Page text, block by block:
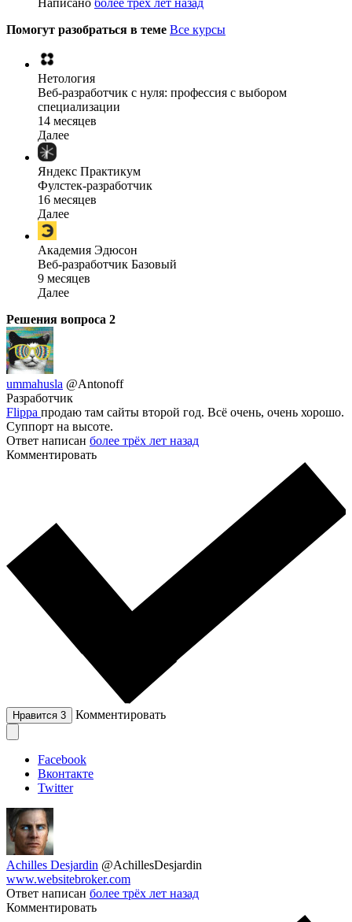
Написано более трёх лет назад
Помогут разобраться в теме Все курсы
Нетология
Веб-разработчик с нуля: профессия с выбором
специализации
14 месяцев
Далее
Яндекс Практикум
Фулстек-разработчик
16 месяцев
Далее
Академия Эдюсон
Веб-разработчик Базовый
9 месяцев
Далее
Решения вопроса 2
ummahusla @Antonoff
Разработчик
Flippa продаю там сайты второй год. Всё очень, очень хорошо.
Суппорт на высоте.
Ответ написан более трёх лет назад
Комментировать
Нравится 3 Комментировать
Facebook
Вконтакте
Twitter
Achilles Desjardin @AchillesDesjardin
www.websitebroker.com
Ответ написан более трёх лет назад
Комментировать